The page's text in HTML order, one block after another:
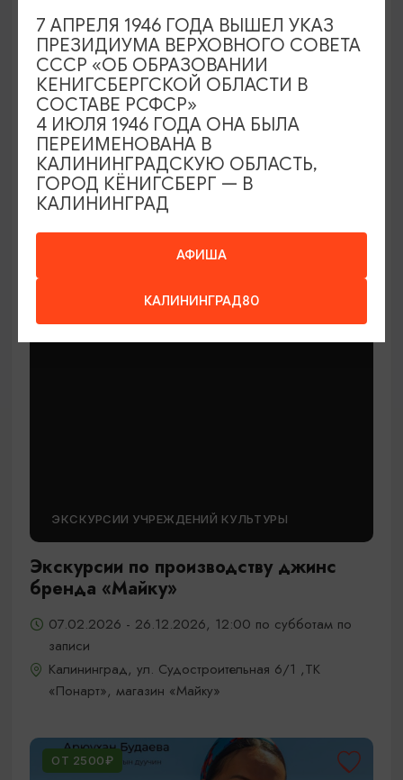
МАСТЕР-КЛАССЫ
Мастер-классы по керамике Елены
Бодяковой
Калининград, ул. Баранова, 45
ЭКСКУРСИИ УЧРЕЖДЕНИЙ КУЛЬТУРЫ
Экскурсии по производству джинс
бренда «Майку»
07.02.2026 - 26.12.2026, 12:00 по субботам по
записи
Калининград, ул. Судостроительная 6/1 ,ТК
«Понарт», магазин «Майку»
ОТ 2500₽
АФИША
КАЛИНИНГРАД80
7 АПРЕЛЯ 1946 ГОДА ВЫШЕЛ УКАЗ
ПРЕЗИДИУМА ВЕРХОВНОГО СОВЕТА
СССР «ОБ ОБРАЗОВАНИИ
КЕНИГСБЕРГСКОЙ ОБЛАСТИ В
СОСТАВЕ РСФСР»
4 ИЮЛЯ 1946 ГОДА ОНА БЫЛА
ПЕРЕИМЕНОВАНА В
КАЛИНИНГРАДСКУЮ ОБЛАСТЬ,
ГОРОД КЁНИГСБЕРГ — В
КАЛИНИНГРАД